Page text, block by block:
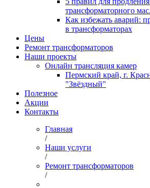
трансформаторного
Как избежать аварий:
в трансформаторах
Цены
Ремонт трансформаторов
Наши проекты
Онлайн трансляция камер
Пермский край, г.
"Звёздный"
Полезное
Акции
Контакты
Главная
/
Наши услуги
/
Ремонт трансформаторов
/